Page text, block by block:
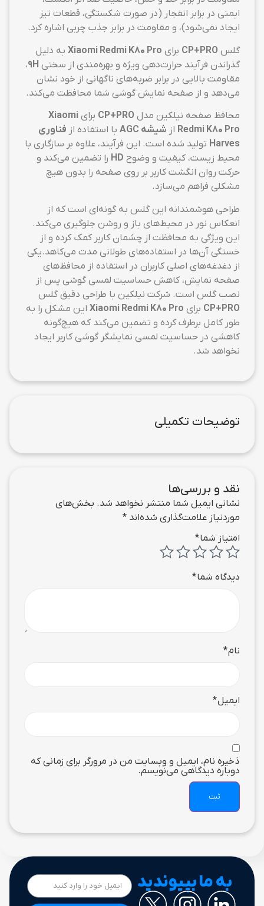
ایمنی در برابر انفجار (در صورت شکستگی، قطعات تیز
ایجاد نمی‌شود)، و مقاومت در برابر جذب چربی اشاره کرد.
گلس CP+PRO برای Xiaomi Redmi K80 Pro به دلیل
گذراندن فرآیند حرارت‌دهی ویژه و بهره‌مندی از سختی 9H،
مقاومت بالایی در برابر ضربه‌های ناگهانی از خود نشان
می‌دهد و از صفحه نمایش گوشی شما محافظت می‌کند.
محافظ صفحه نیلکین مدل CP+PRO برای Xiaomi
Redmi K80 Pro از شیشه AGC با استفاده از فناوری
Harves تولید شده است. این فرآیند، علاوه بر سازگاری با
محیط زیست، کیفیت و وضوح HD را تضمین می‌کند و
حرکت روان انگشت کاربر بر روی صفحه را بدون هیچ
مشکلی فراهم می‌سازد.
طراحی هوشمندانه این گلس به گونه‌ای است که از
انعکاس نور در محیط‌های باز و روشن جلوگیری می‌کند.
این ویژگی به محافظت از چشمان کاربر کمک کرده و از
خستگی آن‌ها در استفاده‌های طولانی مدت می‌کاهد.یکی
از دغدغه‌های اصلی کاربران در استفاده از محافظ‌های
صفحه نمایش، کاهش حساسیت لمسی گوشی پس از
نصب گلس است. شرکت نیلکین با طراحی دقیق گلس
CP+PRO برای Xiaomi Redmi K80 Pro این مشکل را به
طور کامل برطرف کرده و تضمین می‌کند که هیچ‌گونه
کاهشی در حساسیت لمسی نمایشگر گوشی کاربر ایجاد
نخواهد شد.
توضیحات تکمیلی
نقد و بررسی‌ها
نشانی ایمیل شما منتشر نخواهد شد. بخش‌های
موردنیاز علامت‌گذاری شده‌اند *
امتیاز شما*
دیدگاه شما*
نام*
ایمیل*
ذخیره نام، ایمیل و وبسایت من در مرورگر برای زمانی که
دوباره دیدگاهی می‌نویسم.
به ما بپیوندید